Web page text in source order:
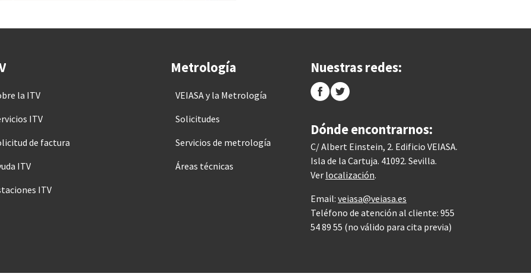
la ITV
ITV
de factura
ITV
ITV
Metrología
VEIASA y la Metrología
Solicitudes
Servicios de metrología
Áreas técnicas
Nuestras redes:
Dónde encontrarnos:
C/ Albert Einstein, 2. Edificio VEIASA.
Isla de la Cartuja. 41092. Sevilla.
Ver localización.
Email: veiasa@veiasa.es
Teléfono de atención al cliente: 955
54 89 55 (no válido para cita previa)